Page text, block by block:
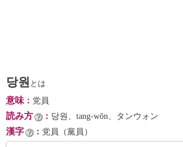
당원 とは
意味： 党員
読み方 ： 당원、tang-wŏn、タンウォン
漢字 ： 党員（黨員）